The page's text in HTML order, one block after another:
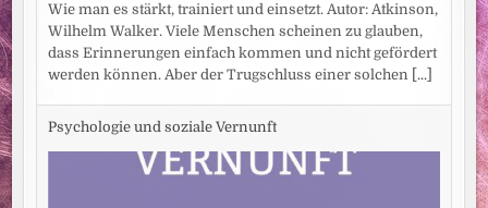
Wie man es stärkt, trainiert und einsetzt. Autor: Atkinson,
Wilhelm Walker. Viele Menschen scheinen zu glauben,
dass Erinnerungen einfach kommen und nicht gefördert
werden können. Aber der Trugschluss einer solchen [...]
Psychologie und soziale Vernunft